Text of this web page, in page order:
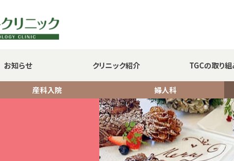
お知らせ クリニック紹介 TGCの取り
産科入院 婦人科